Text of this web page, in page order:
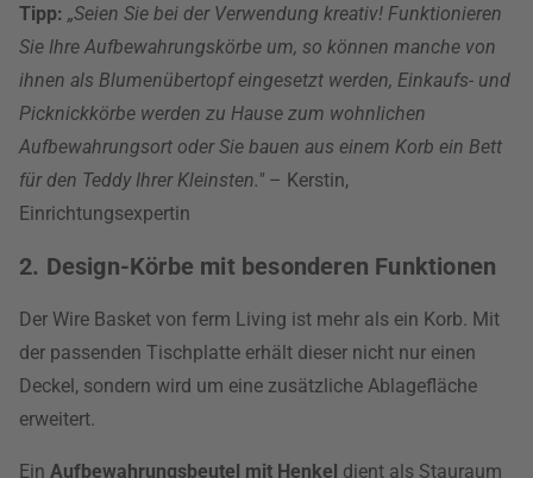
Tipp: „Seien Sie bei der Verwendung kreativ! Funktionieren
Sie Ihre Aufbewahrungskörbe um, so können manche von
ihnen als Blumenübertopf eingesetzt werden, Einkaufs- und
Picknickkörbe werden zu Hause zum wohnlichen
Aufbewahrungsort oder Sie bauen aus einem Korb ein Bett
für den Teddy Ihrer Kleinsten." – Kerstin,
Einrichtungsexpertin
2. Design-Körbe mit besonderen Funktionen
Der Wire Basket von ferm Living ist mehr als ein Korb. Mit
der passenden Tischplatte erhält dieser nicht nur einen
Deckel, sondern wird um eine zusätzliche Ablagefläche
erweitert.
Ein Aufbewahrungsbeutel mit Henkel dient als Stauraum